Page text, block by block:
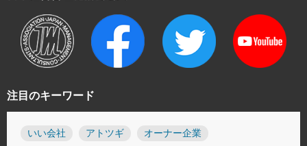
注目のキーワード
いい会社 アトツギ オーナー企業